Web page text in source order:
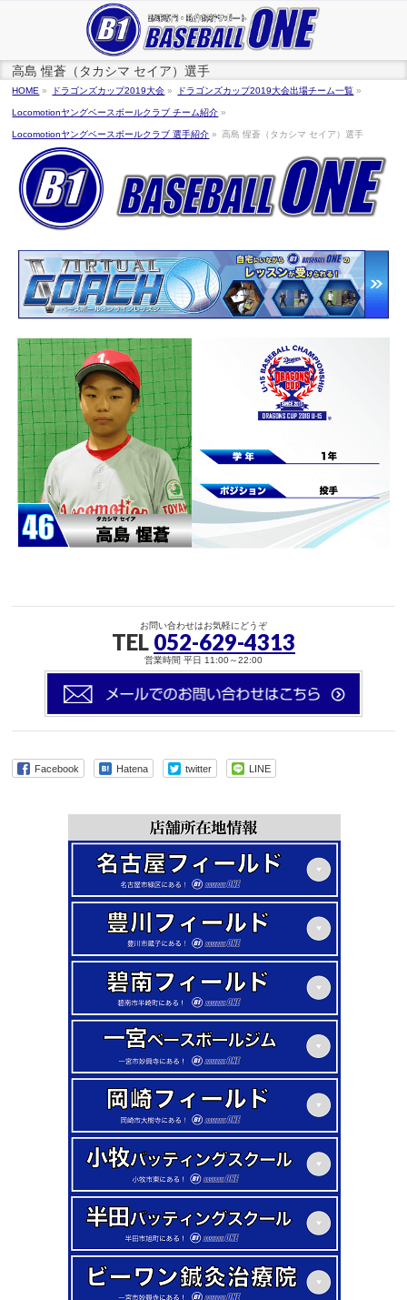
高島 惺蒼（タカシマ セイア）選手
HOME » ドラゴンズカップ2019大会 » ドラゴンズカップ2019大会出場チーム一覧 »
Locomotionヤングベースボールクラブ チーム紹介 »
Locomotionヤングベースボールクラブ 選手紹介 » 高島 惺蒼（タカシマ セイア）選手
お問い合わせはお気軽にどうぞ
TEL 052-629-4313
営業時間 平日 11:00～22:00
Facebook Hatena twitter LINE